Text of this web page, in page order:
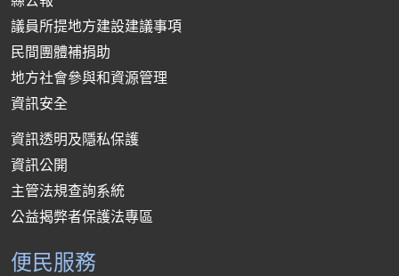
議員所提地方建設建議事項
民間團體補捐助
地方社會參與和資源管理
資訊安全
資訊透明及隱私保護
資訊公開
主管法規查詢系統
公益揭弊者保護法專區
便民服務